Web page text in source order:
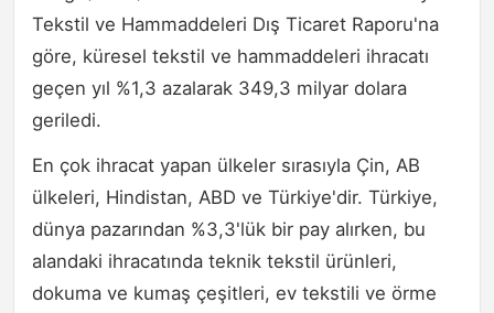
Tekstil ve Hammaddeleri Dış Ticaret Raporu'na
göre, küresel tekstil ve hammaddeleri ihracatı
geçen yıl %1,3 azalarak 349,3 milyar dolara
geriledi.
En çok ihracat yapan ülkeler sırasıyla Çin, AB
ülkeleri, Hindistan, ABD ve Türkiye'dir. Türkiye,
dünya pazarından %3,3'lük bir pay alırken, bu
alandaki ihracatında teknik tekstil ürünleri,
dokuma ve kumaş çeşitleri, ev tekstili ve örme